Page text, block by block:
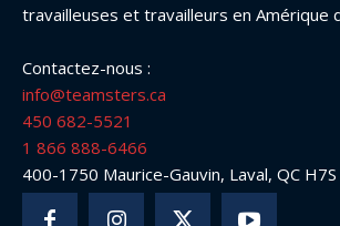
travailleuses et travailleurs en Amérique
Contactez-nous :
info@teamsters.ca
450 682-5521
1 866 888-6466
400-1750 Maurice-Gauvin, Laval, QC H7S